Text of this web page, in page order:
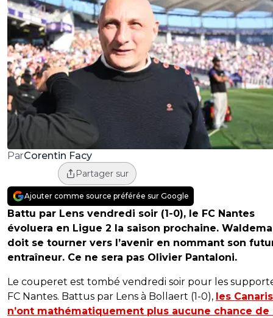
ParCorentin Facy
Partager sur
Ajouter comme source préférée sur Google
Battu par Lens vendredi soir (1-0), le FC Nantes
évoluera en Ligue 2 la saison prochaine.
doit se tourner vers l’avenir en nommant son
entraîneur. Ce ne sera pas Olivier Pantaloni.
Le couperet est tombé vendredi soir pour les
FC Nantes. Battus par Lens à Bollaert (1-0), les Canaris
n’ont mathématiquement plus aucune chance de